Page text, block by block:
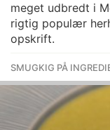
meget udbredt i
rigtig populær
opskrift.
SMUGKIG PÅ